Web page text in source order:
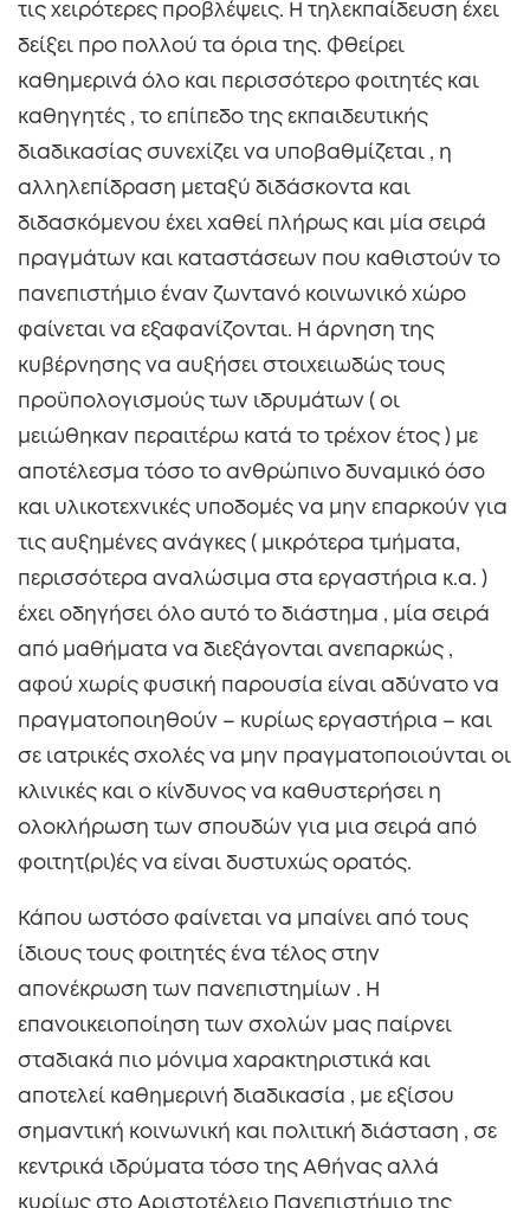
τις χειρότερες προβλέψεις. Η τηλεκπαίδευση έχει
δείξει προ πολλού τα όρια της. Φθείρει
καθημερινά όλο και περισσότερο φοιτητές και
καθηγητές , το επίπεδο της εκπαιδευτικής
διαδικασίας συνεχίζει να υποβαθμίζεται , η
αλληλεπίδραση μεταξύ διδάσκοντα και
διδασκόμενου έχει χαθεί πλήρως και μία σειρά
πραγμάτων και καταστάσεων που καθιστούν το
πανεπιστήμιο έναν ζωντανό κοινωνικό χώρο
φαίνεται να εξαφανίζονται. Η άρνηση της
κυβέρνησης να αυξήσει στοιχειωδώς τους
προϋπολογισμούς των ιδρυμάτων ( οι
μειώθηκαν περαιτέρω κατά το τρέχον έτος ) με
αποτέλεσμα τόσο το ανθρώπινο δυναμικό όσο
και υλικοτεχνικές υποδομές να μην επαρκούν για
τις αυξημένες ανάγκες ( μικρότερα τμήματα,
περισσότερα αναλώσιμα στα εργαστήρια κ.α. )
έχει οδηγήσει όλο αυτό το διάστημα , μία σειρά
από μαθήματα να διεξάγονται ανεπαρκώς ,
αφού χωρίς φυσική παρουσία είναι αδύνατο να
πραγματοποιηθούν – κυρίως εργαστήρια – και
σε ιατρικές σχολές να μην πραγματοποιούνται οι
κλινικές και ο κίνδυνος να καθυστερήσει η
ολοκλήρωση των σπουδών για μια σειρά από
φοιτητ(ρι)ές να είναι δυστυχώς ορατός.
Κάπου ωστόσο φαίνεται να μπαίνει από τους
ίδιους τους φοιτητές ένα τέλος στην
απονέκρωση των πανεπιστημίων . Η
επανοικειοποίηση των σχολών μας παίρνει
σταδιακά πιο μόνιμα χαρακτηριστικά και
αποτελεί καθημερινή διαδικασία , με εξίσου
σημαντική κοινωνική και πολιτική διάσταση , σε
κεντρικά ιδρύματα τόσο της Αθήνας αλλά
κυρίως στο Αριστοτέλειο Πανεπιστήμιο της